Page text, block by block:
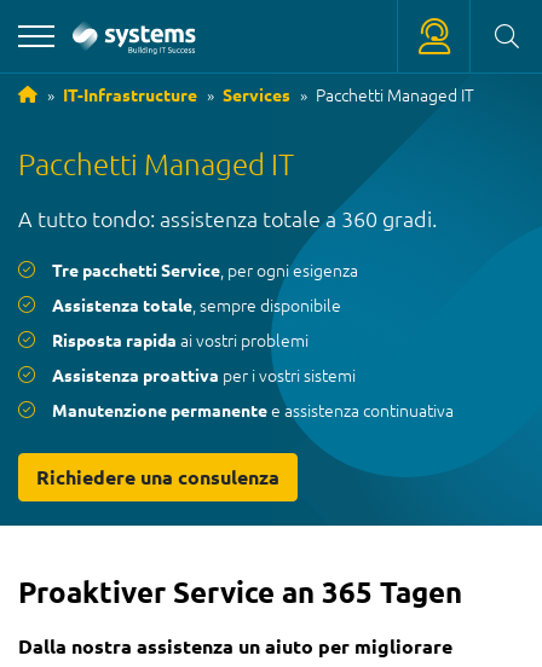
service @ systems.bz
+39 0471 63 11 42
systems.bz
IT-Infrastructure Services Pacchetti Managed IT
Pacchetti Managed IT
A tutto tondo: assistenza totale a 360 gradi.
Tre pacchetti Service, per ogni esigenza
Assistenza totale, sempre disponibile
Risposta rapida ai vostri problemi
Assistenza proattiva per i vostri sistemi
Manutenzione permanentee assistenza continuativa
Richiedere una consulenza
Proaktiver Service an 365 Tagen
Dalla nostra assistenza un aiuto per migliorare